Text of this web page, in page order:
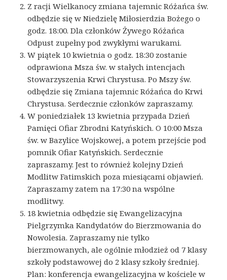
Z racji Wielkanocy zmiana tajemnic Różańca św.
odbędzie się w Niedzielę Miłosierdzia Bożego o
godz. 18:00. Dla członków Żywego Różańca
Odpust zupełny pod zwykłymi warukami.
W piątek 10 kwietnia o godz. 18:30 zostanie
odprawiona Msza św. w stałych intencjach
Stowarzyszenia Krwi Chrystusa. Po Mszy św.
odbędzie się Zmiana tajemnic Różańca do Krwi
Chrystusa. Serdecznie członków zapraszamy.
W poniedziałek 13 kwietnia przypada Dzień
Pamięci Ofiar Zbrodni Katyńskich. O 10:00 Msza
św. w Bazylice Wojskowej, a potem przejście pod
pomnik Ofiar Katyńskich. Serdecznie
zapraszamy. Jest to również kolejny Dzień
Modlitw Fatimskich poza miesiącami objawień.
Zapraszamy zatem na 17:30 na wspólne
modlitwy.
18 kwietnia odbędzie się Ewangelizacyjna
Pielgrzymka Kandydatów do Bierzmowania do
Nowolesia. Zapraszamy nie tylko
bierzmowanych, ale ogólnie młodzież od 7 klasy
szkoły podstawowej do 2 klasy szkoły średniej.
Plan: konferencja ewangelizacyjna w kościele w